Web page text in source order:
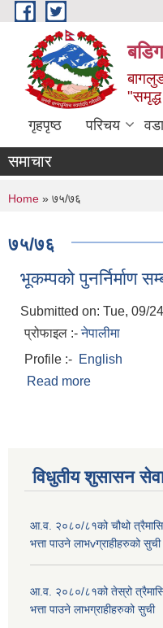
Skip to main content
गृहपृष्ठ परिचय
समाचार
You are here
Home » ७५/७६
७५/७६
भूकम्पको पुनर्निर्माण
Submitted on: Tue, 09/
प्रोफाइल :-नेपालीमा
Profile :- English
Read more
विधुतीय शुसासन
आ.व. २०८०/८१को चौथो
भत्ता पाउने लाभvग्राहीहरुको सुची
आ.व. २०८०/८१को तेस्रो
भत्ता पाउने लाभग्राहीहरुको सुची